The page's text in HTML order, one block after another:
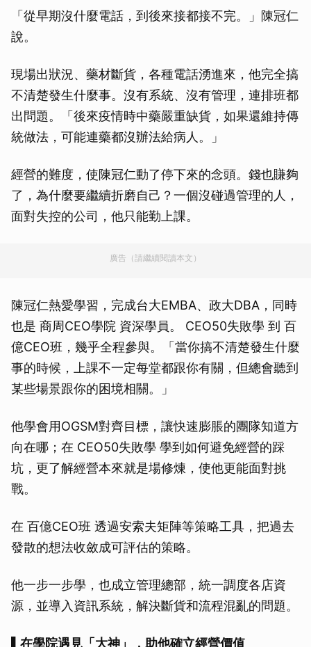
「從早期沒什麼電話，到後來接都接不完。」陳冠仁
說。
現場出狀況、藥材斷貨，各種電話湧進來，他完全搞
不清楚發生什麼事。沒有系統、沒有管理，連排班都
出問題。「後來疫情時中藥嚴重缺貨，如果還維持傳
統做法，可能連藥都沒辦法給病人。」
經營的難度，使陳冠仁動了停下來的念頭。錢也賺夠
了，為什麼要繼續折磨自己？一個沒碰過管理的人，
面對失控的公司，他只能勤上課。
廣告（請繼續閱讀本文）
陳冠仁熱愛學習，完成台大EMBA、政大DBA，同時
也是 商周CEO學院 資深學員。 CEO50失敗學 到 百
億CEO班，幾乎全程參與。「當你搞不清楚發生什麼
事的時候，上課不一定每堂都跟你有關，但總會聽到
某些場景跟你的困境相關。」
他學會用OGSM對齊目標，讓快速膨脹的團隊知道方
向在哪；在 CEO50失敗學 學到如何避免經營的踩
坑，更了解經營本來就是場修煉，使他更能面對挑
戰。
在 百億CEO班 透過安索夫矩陣等策略工具，把過去
發散的想法收斂成可評估的策略。
他一步一步學，也成立管理總部，統一調度各店資
源，並導入資訊系統，解決斷貨和流程混亂的問題。
▌在學院遇見「大神」，助他確立經營價值